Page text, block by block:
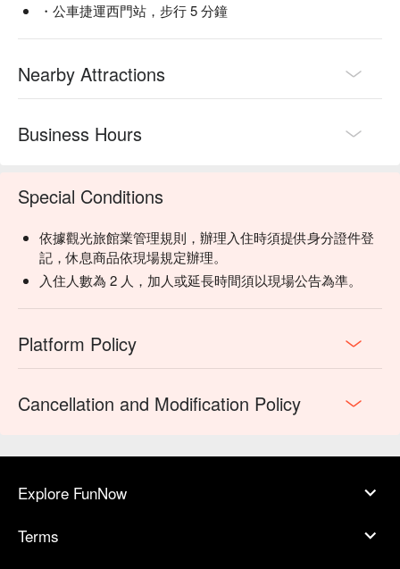
・公車捷運西門站，步行 5 分鐘
Nearby Attractions
Business Hours
Special Conditions
依據觀光旅館業管理規則，辦理入住時須提供身分證件登
記，休息商品依現場規定辦理。
入住人數為 2 人，加人或延長時間須以現場公告為準。
Platform Policy
Cancellation and Modification Policy
Explore FunNow
Terms